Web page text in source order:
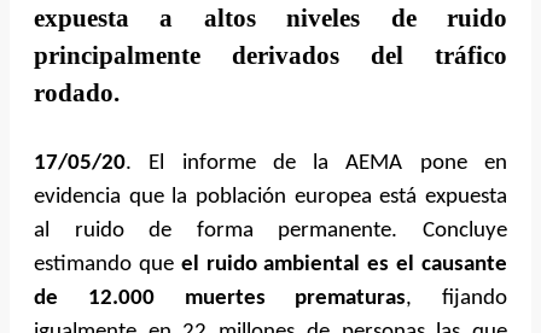
expuesta a altos niveles de ruido
principalmente derivados del tráfico
rodado.
17/05/20. El informe de la AEMA pone en
evidencia que la población europea está expuesta
al ruido de forma permanente. Concluye
estimando que el ruido ambiental es el causante
de 12.000 muertes prematuras, fijando